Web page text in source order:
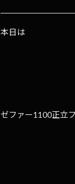
本日は
ゼファー1100正立